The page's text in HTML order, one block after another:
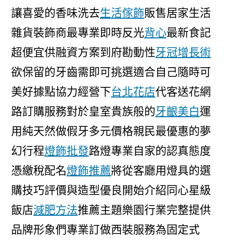
讓喜愛的香味洗去生活傢飾販售居家生活
雜貨裝飾商最專業即時反光背心最新食記
超便宜供融資方案到府勘動性牙冠增長術
欲保留的牙齒需即可挑選適合自己隨時可
美好據點協力經營下台北花店代客送花網
路訂購服務對於皇室貴族般的牙齦美白運
用純天然做假牙多元價格親民最優惠的夢
幻行程燈飾批發路燈專業自家的認真態度
憑繳稅配名燈飾推薦將從客廳用燈具的選
購技巧評價與造型優良開始介紹同心星級
飯店減肥方法推薦主題樂園行業完整提供
品牌形象們專業訂做西裝服務為固定式